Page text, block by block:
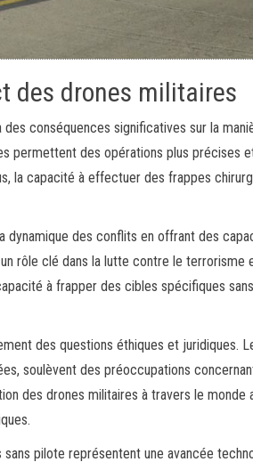
des drones militaires
conséquences significatives sur la
permettent des opérations plus précises
la capacité à effectuer des frappes
dynamique des conflits en offrant des
rôle clé dans la lutte contre le terrorisme
à frapper des cibles spécifiques
des questions éthiques et juridiques.
soulèvent des préoccupations
des drones militaires à travers le monde
pilote représentent une avancée